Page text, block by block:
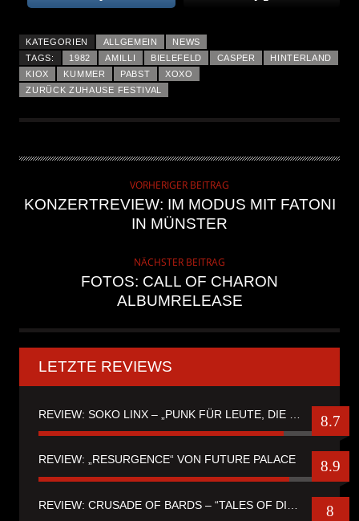
KATEGORIEN ALLGEMEIN
NEWS
TAGS:
1982 AMILLI BIELEFELD CASPER
HINTERLAND
KIOX
KUMMER PABST
XOXO
ZURÜCK ZUHAUSE FESTIVAL
VORHERIGER BEITRAG
KONZERTREVIEW: IM MODUS MIT FATONI
IN MÜNSTER
NÄCHSTER BEITRAG
FOTOS: CALL OF CHARON
ALBUMRELEASE
LETZTE REVIEWS
8.7
REVIEW: „RESURGENCE“ VON FUTURE PALACE 8.9
8